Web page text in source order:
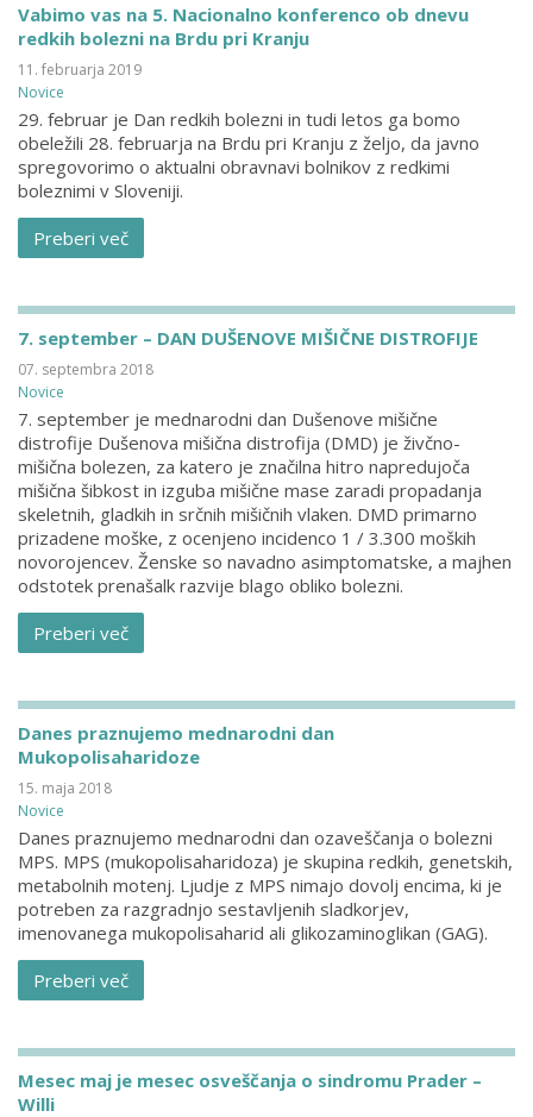
Vabimo vas na 5. Nacionalno konferenco ob dnevu
redkih bolezni na Brdu pri Kranju
11. februarja 2019
Novice
29. februar je Dan redkih bolezni in tudi letos ga bomo
obeležili 28. februarja na Brdu pri Kranju z željo, da javno
spregovorimo o aktualni obravnavi bolnikov z redkimi
boleznimi v Sloveniji.
Preberi več
7. september – DAN DUŠENOVE MIŠIČNE DISTROFIJE
07. septembra 2018
Novice
7. september je mednarodni dan Dušenove mišične
distrofije Dušenova mišična distrofija (DMD) je živčno-
mišična bolezen, za katero je značilna hitro napredujoča
mišična šibkost in izguba mišične mase zaradi propadanja
skeletnih, gladkih in srčnih mišičnih vlaken. DMD primarno
prizadene moške, z ocenjeno incidenco 1 / 3.300 moških
novorojencev. Ženske so navadno asimptomatske, a majhen
odstotek prenašalk razvije blago obliko bolezni.
Preberi več
Danes praznujemo mednarodni dan
Mukopolisaharidoze
15. maja 2018
Novice
Danes praznujemo mednarodni dan ozaveščanja o bolezni
MPS. MPS (mukopolisaharidoza) je skupina redkih, genetskih,
metabolnih motenj. Ljudje z MPS nimajo dovolj encima, ki je
potreben za razgradnjo sestavljenih sladkorjev,
imenovanega mukopolisaharid ali glikozaminoglikan (GAG).
Preberi več
Mesec maj je mesec osveščanja o sindromu Prader –
Willi